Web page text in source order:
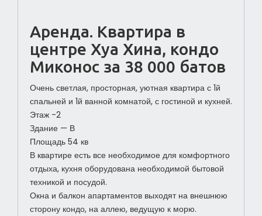
Аренда. Квартира в
центре Хуа Хина, кондо
Миконос за 38 000 батов
Очень светлая, просторная, уютная квартира с 1й
спальней и 1й ванной комнатой, с гостиной и кухней.
Этаж -2
Здание — В
Площадь 54 кв
В квартире есть все необходимое для комфортного
отдыха, кухня оборудована необходимой бытовой
техникой и посудой.
Окна и балкон апартаментов выходят на внешнюю
сторону кондо, на аллею, ведущую к морю.